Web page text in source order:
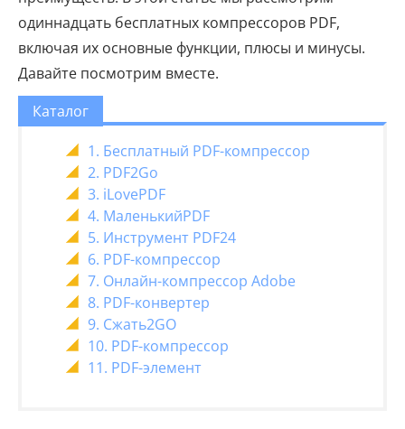
одиннадцать бесплатных компрессоров PDF,
включая их основные функции, плюсы и минусы.
Давайте посмотрим вместе.
Каталог
1. Бесплатный PDF-компрессор
2. PDF2Go
3. iLovePDF
4. МаленькийPDF
5. Инструмент PDF24
6. PDF-компрессор
7. Онлайн-компрессор Adobe
8. PDF-конвертер
9. Сжать2GO
10. PDF-компрессор
11. PDF-элемент